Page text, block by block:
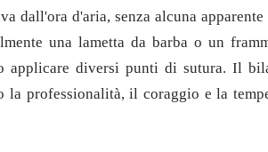
dall'ora d'aria, senza alcuna
una lametta da barba o un
applicare diversi punti di sutura. Il
la professionalità, il coraggio e la